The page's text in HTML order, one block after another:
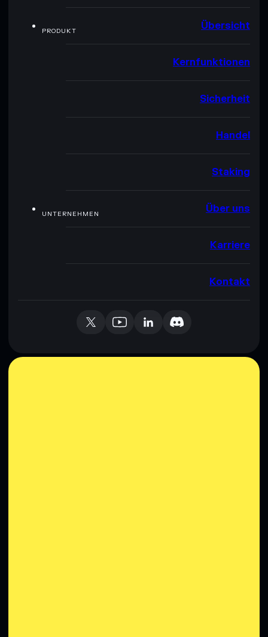
PRODUKT Übersicht
Kernfunktionen
Sicherheit
Handel
Staking
UNTERNEHMEN Über uns
Karriere
Kontakt